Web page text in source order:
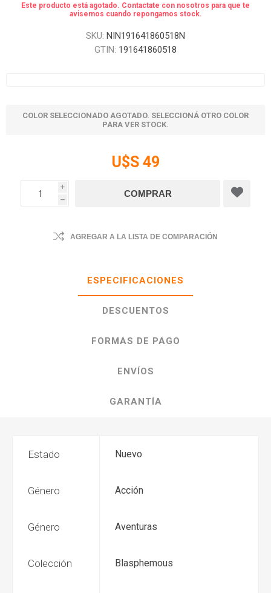
Este producto está agotado. Contactate con nosotros para que te
avisemos cuando repongamos stock.
SKU: NIN191641860518N
GTIN: 191641860518
COLOR SELECCIONADO AGOTADO. SELECCIONÁ OTRO COLOR
PARA VER STOCK.
U$S 49
i
h
AGREGAR A LA LISTA DE COMPARACIÓN
ESPECIFICACIONES
DESCUENTOS
FORMAS DE PAGO
ENVÍOS
GARANTÍA
Estado Nuevo
Género Acción
Género Aventuras
Colección Blasphemous